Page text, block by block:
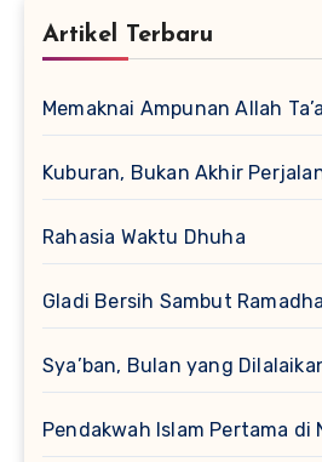
Artikel Terbaru
Memaknai Ampunan Allah
Kuburan, Bukan Akhir
Rahasia Waktu Dhuha
Gladi Bersih Sambut
Sya’ban, Bulan yang
Pendakwah Islam Pertama di